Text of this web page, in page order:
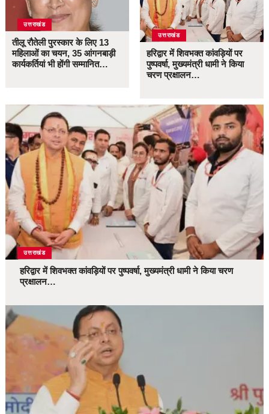
उत्तराखंड
तीलू रौतेली पुरस्कार के लिए 13
महिलाओं का चयन, 35 आंगनबाड़ी
कार्यकर्तियां भी होंगी सम्मानित…
उत्तराखंड
हरिद्वार में शिवभक्त कांवड़ियों पर
पुष्पवर्षा, मुख्यमंत्री धामी ने किया
चरण प्रक्षालन…
उत्तराखंड
हरिद्वार में शिवभक्त कांवड़ियों पर पुष्पवर्षा, मुख्यमंत्री धामी ने किया चरण
प्रक्षालन…